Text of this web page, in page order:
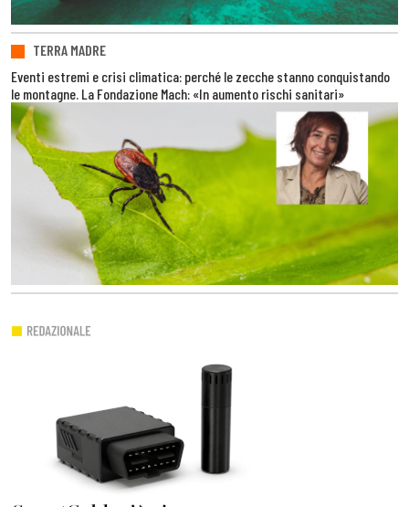
TERRA MADRE
Eventi estremi e crisi climatica: perché le zecche stanno conquistando
le montagne. La Fondazione Mach: «In aumento rischi sanitari»